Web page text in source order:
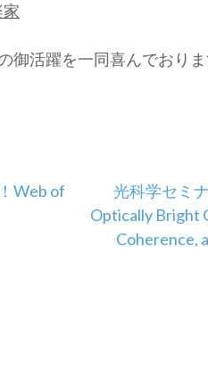
御活躍を一同喜んでおり
Web of
光科学セミ
Optically Bright
Coherence,